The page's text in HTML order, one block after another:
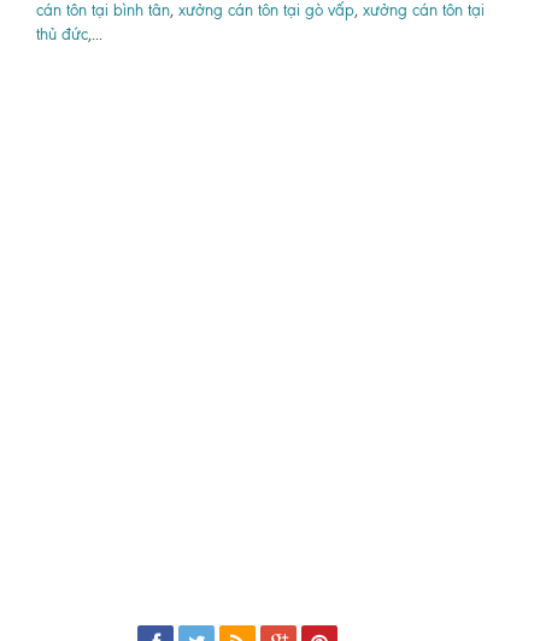
cán tôn tại bình tân, xưởng cán tôn tại gò vấp, xưởng cán tôn tại
thủ đức,...